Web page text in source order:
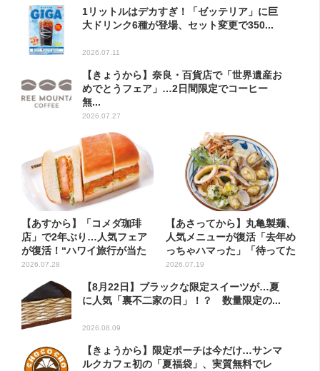
1リットルはデカすぎ！「ゼッテリア」に巨
大ドリンク6種が登場、セット変更で350...
2026.07.11
【きょうから】奈良・百貨店で「世界遺産お
めでとうフェア」…2日間限定でコーヒー
無...
2026.07.27
【あすから】「コメダ珈琲
店」で2年ぶり…人気フェア
が復活！“ハワイ旅行が当た
る”...
2026.07.28
【あさってから】丸亀製麺、
人気メニューが復活「去年め
っちゃハマった」「待ってた
よ...
2026.07.19
【8月22日】ブラックな限定スイーツが…夏
に人気「裏不二家の日」！？ 数量限定の...
2026.08.09
【きょうから】限定ポーチは今だけ…サンマ
ルクカフェ初の「夏福袋」、実質無料でレ